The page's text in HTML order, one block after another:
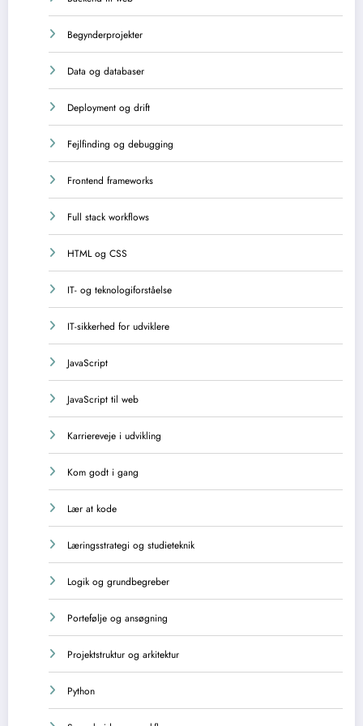
Begynderprojekter
Data og databaser
Deployment og drift
Fejlfinding og debugging
Frontend frameworks
Full stack workflows
HTML og CSS
IT- og teknologiforståelse
IT-sikkerhed for udviklere
JavaScript
JavaScript til web
Karriereveje i udvikling
Kom godt i gang
Lær at kode
Læringsstrategi og studieteknik
Logik og grundbegreber
Portefølje og ansøgning
Projektstruktur og arkitektur
Python